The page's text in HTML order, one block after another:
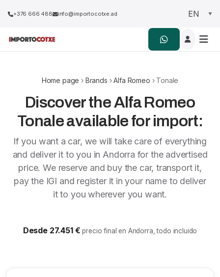
+376 666 488 info@importocotxe.ad
Home page › Brands ›Alfa Romeo › Tonale
Discover the Alfa Romeo
Tonale available for import:
If you want a car, we will take care of everything
and deliver it to you in Andorra for the advertised
price. We reserve and buy the car, transport it,
pay the IGI and register it in your name to deliver
it to you wherever you want.
Desde 27.451 €precio final en Andorra, todo incluido